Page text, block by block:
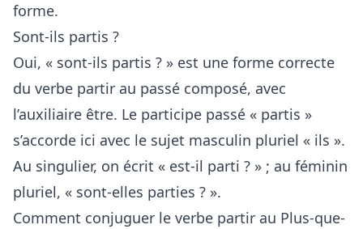
forme.
Sont-ils partis ?
Oui, « sont-ils partis ? » est une forme correcte
du verbe partir au passé composé, avec
l’auxiliaire être. Le participe passé « partis »
s’accorde ici avec le sujet masculin pluriel « ils ».
Au singulier, on écrit « est-il parti ? » ; au féminin
pluriel, « sont-elles parties ? ».
Comment conjuguer le verbe partir au Plus-que-